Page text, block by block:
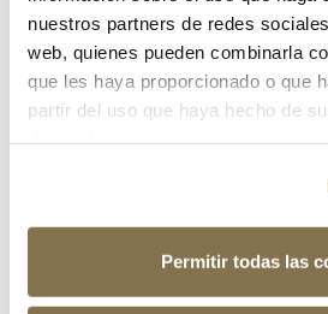
nuestros partners de redes
web, quienes pueden combinarla
que les haya proporcionado o que
partir del uso que haya hecho de
Permitir todas las
¿Has olvidado tu contraseña?